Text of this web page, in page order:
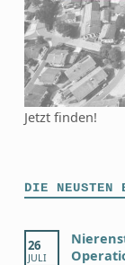
Jetzt finden!
DIE NEUSTEN
26
JULI